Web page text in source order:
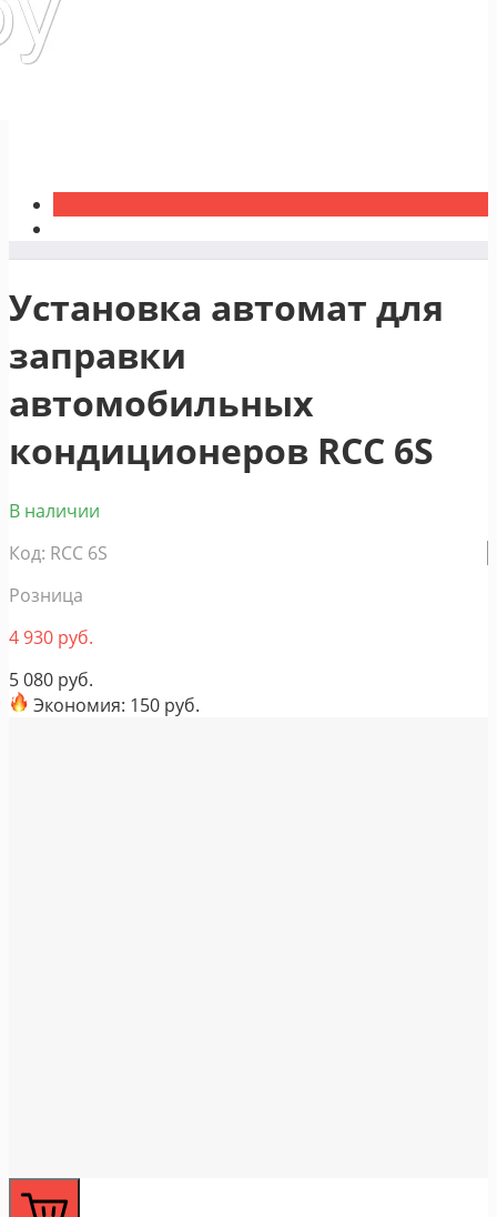
Установка автомат для
заправки
автомобильных
кондиционеров RCC 6S
В наличии
Код: RCC 6S
Розница
4 930 руб.
5 080 руб.
Экономия: 150 руб.